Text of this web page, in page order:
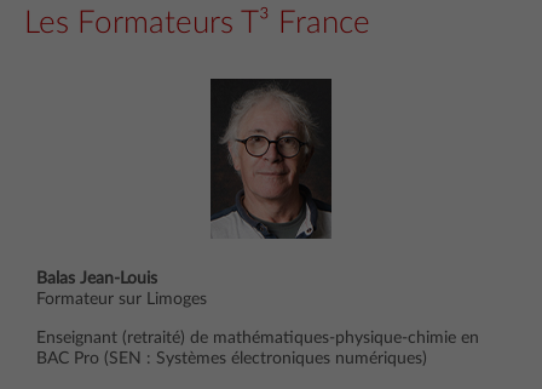
Les Formateurs T³ France
Balas Jean-Louis
Formateur sur Limoges
Enseignant (retraité) de mathématiques-physique-chimie en
BAC Pro (SEN : Systèmes électroniques numériques)